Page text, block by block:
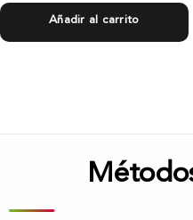
Añadir al carrito